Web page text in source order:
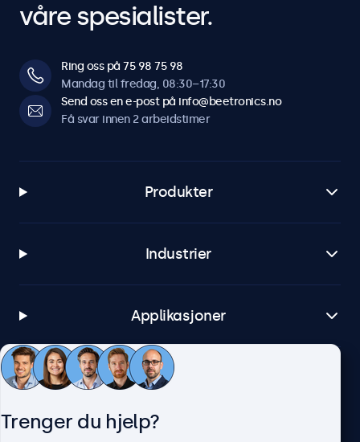
våre spesialister.
Ring oss på 75 98 75 98
Mandag til fredag, 08:30–17:30
Send oss en e-post på info@beetronics.no
Få svar innen 2 arbeidstimer
Produkter
Industrier
Applikasjoner
Kundeservice
Trenger du hjelp?